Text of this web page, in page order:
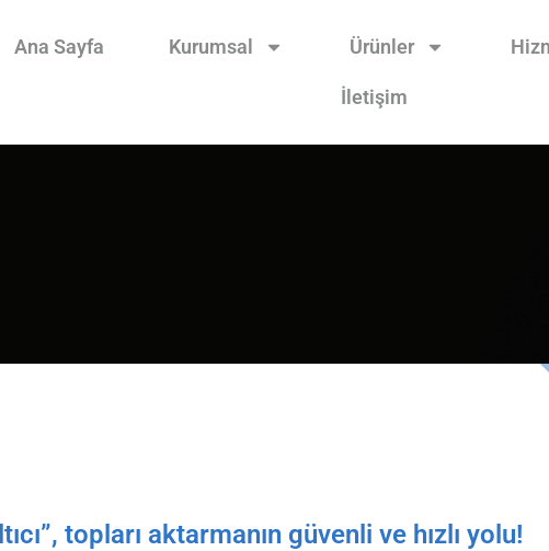
Ana Sayfa Kurumsal Ürünler
İletişim
topları aktarmanın güvenli ve hızlı yolu!